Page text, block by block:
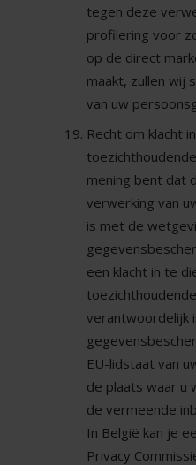
tegen deze
profilering voor
op de direct
maakt, zullen wij
van uw
Recht om klacht
mening bent dat
verwerking van
is met de
een klacht in te
verantwoordelijk
EU-lidstaat van
de plaats waar u
de vermeende
In België kan je
Privacy